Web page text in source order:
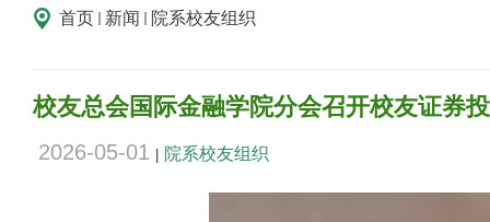
首页 新闻 院系校友组织
校友总会国际金融学院分会召开校友证券
2026-05-01 院系校友组织